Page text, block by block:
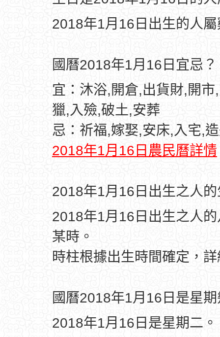
2018年1月16日出生的人
國曆2018年1月16日宜忌？
宜：沐浴,開倉,出貨財,開
獵,入殮,破土,安葬
忌：祈福,嫁娶,安床,入宅,
2018年1月16日農民曆詳情
2018年1月16日出生之人
2018年1月16日出生之人
某時。
時柱根據出生時間確定，
國曆2018年1月16日是星
2018年1月16日是星期二。